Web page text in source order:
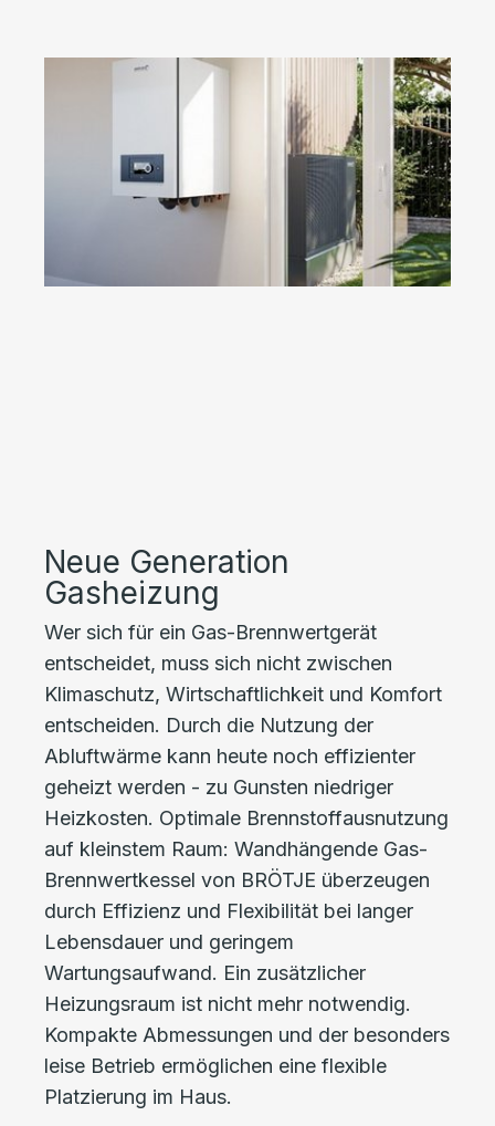
Neue Generation
Gasheizung
Wer sich für ein Gas-Brennwertgerät
entscheidet, muss sich nicht zwischen
Klimaschutz, Wirtschaftlichkeit und Komfort
entscheiden. Durch die Nutzung der
Abluftwärme kann heute noch effizienter
geheizt werden - zu Gunsten niedriger
Heizkosten. Optimale Brennstoffausnutzung
auf kleinstem Raum: Wandhängende Gas-
Brennwertkessel von BRÖTJE überzeugen
durch Effizienz und Flexibilität bei langer
Lebensdauer und geringem
Wartungsaufwand. Ein zusätzlicher
Heizungsraum ist nicht mehr notwendig.
Kompakte Abmessungen und der besonders
leise Betrieb ermöglichen eine flexible
Platzierung im Haus.